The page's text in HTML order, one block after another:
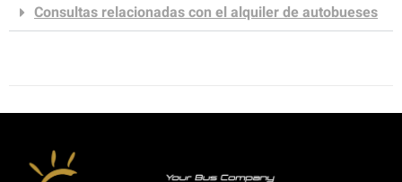
Consultas relacionadas con el alquiler de autobueses